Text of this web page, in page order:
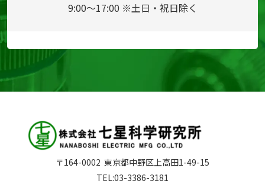
9:00～17:00 ※土日・祝日除く
〒164-0002 東京都中野区上高田1-49-15
TEL:03-3386-3181